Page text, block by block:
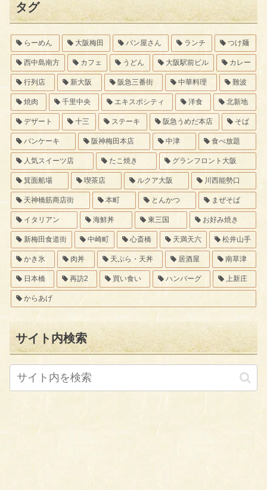
タグ
らーめん 大阪梅田 パン屋さん ランチ つけ麺
西中島南方 カフェ うどん 大阪駅前ビル カレー
行列店 新大阪 阪急三番街 中華料理 難波
焼肉 千里中央 エキスポシティ 洋食 北新地
デザート 十三 ステーキ 阪急うめだ本店 そば
パンケーキ 阪神梅田本店 中津 食べ放題
人気スイーツ店 たこ焼き グランフロント大阪
箕面船場 喫茶店 ルクア大阪 川西能勢口
天神橋筋商店街 本町 とんかつ まぜそば
イタリアン 海鮮丼 東三国 お好み焼き
新梅田食道街 中崎町 心斎橋 天満天六 松井山手
かき氷 肉丼 天ぷら・天丼 居酒屋 南草津
日本橋 再訪2 買い食い ハンバーグ 上新庄
からあげ
サイト内検索